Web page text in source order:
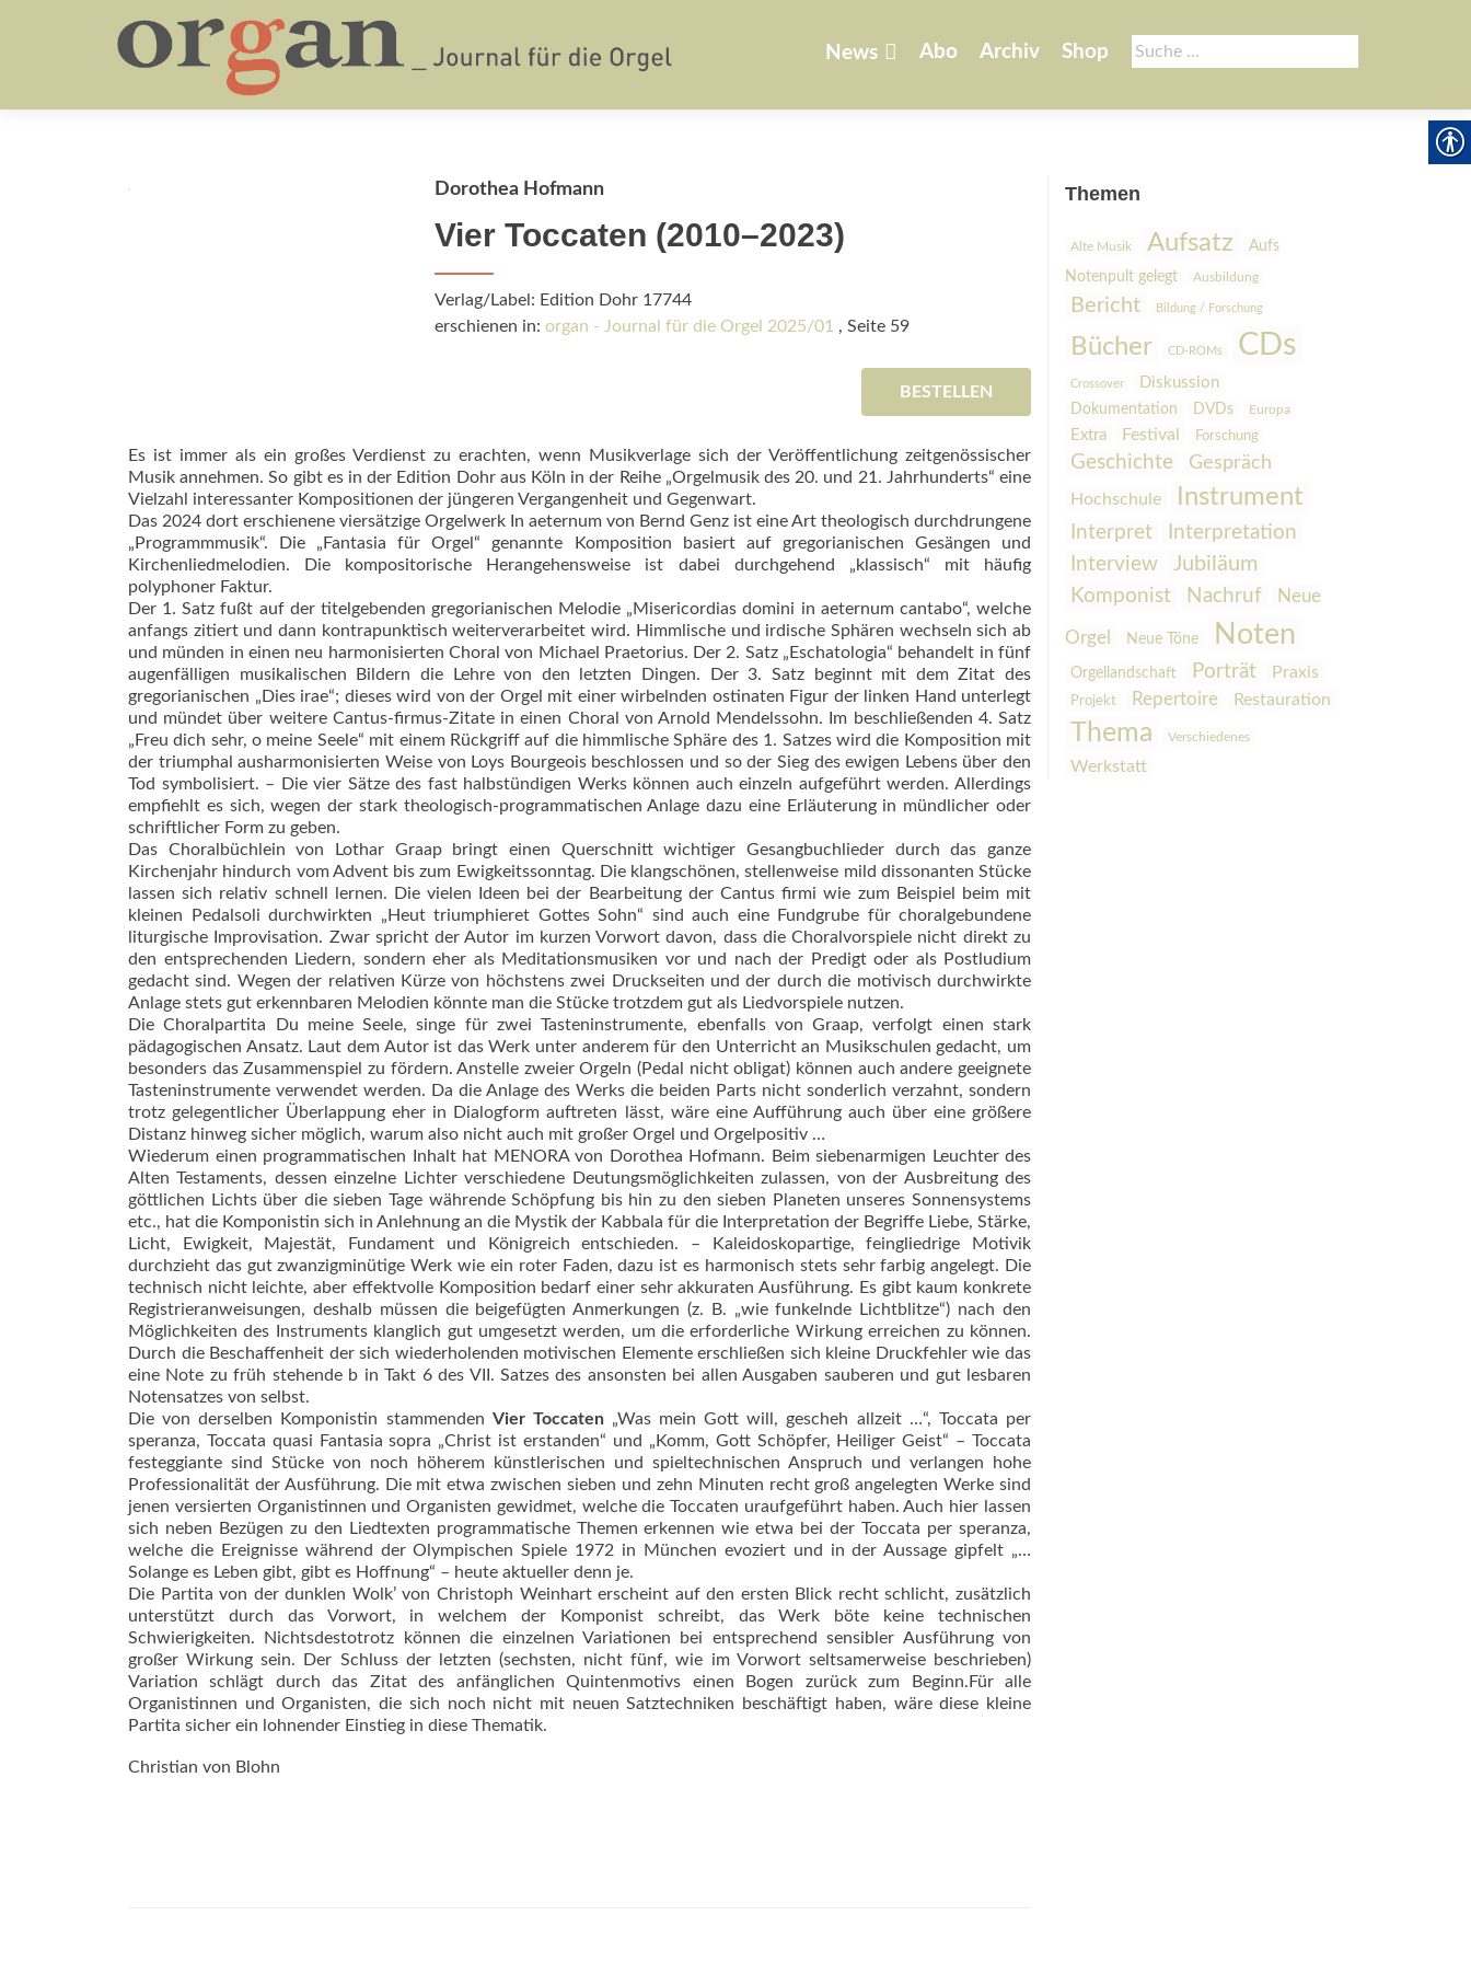
Suche
nach:
springen
News Abo Archiv Shop
Dorothea Hofmann
Vier Toccaten (2010–2023)
Verlag/Label: Edition Dohr 17744
erschienen in: organ - Journal für die Orgel 2025/01 , Seite 59
BESTELLEN
Es ist immer als ein großes Verdienst zu erachten, wenn Musikverlage sich der Veröffentlichung zeitgenössischer
Musik annehmen. So gibt es in der Edition Dohr aus Köln in der Reihe „Orgelmusik des 20. und 21. Jahrhunderts“ eine
Vielzahl interessanter Kompositionen der jüngeren Vergangenheit und Gegenwart.
Das 2024 dort erschienene viersätzige Orgelwerk In aeternum von Bernd Genz ist eine Art theologisch durchdrungene
„Programmmusik“. Die „Fantasia für Orgel“ genannte Komposition basiert auf gregorianischen Gesängen und
Kirchenliedmelodien. Die kompositorische Herangehensweise ist dabei durchgehend „klassisch“ mit häufig
polyphoner Faktur.
Der 1. Satz fußt auf der titelgebenden gregorianischen Melodie „Misericordias domini in aeternum cantabo“, welche
anfangs zitiert und dann kontrapunktisch weiterverarbeitet wird. Himmlische und irdische Sphären wechseln sich ab
und münden in einen neu harmonisierten Choral von Michael Praetorius. Der 2. Satz „Eschatologia“ behandelt in fünf
augenfälligen musika­lischen Bildern die Lehre von den letzten Dingen. Der 3. Satz beginnt mit dem Zitat des
gregorianischen „Dies irae“; dieses wird von der Orgel mit einer wirbelnden ostinaten Figur der linken Hand unterlegt
und mündet über weitere Cantus-firmus-Zitate in einen Choral von Arnold Mendelssohn. Im beschließenden 4. Satz
„Freu dich sehr, o meine Seele“ mit einem Rückgriff auf die himmlische Sphäre des 1. Satzes wird die Komposition mit
der triumphal ausharmonisierten Weise von Loys Bourgeois beschlossen und so der Sieg des ewigen Lebens über den
Tod symbolisiert. – Die vier Sätze des fast halbstündigen Werks können auch einzeln aufgeführt werden. Allerdings
empfiehlt es sich, wegen der stark theologisch-programmatischen Anlage dazu eine Erläuterung in mündlicher oder
schriftlicher Form zu geben.
Das Choralbüchlein von Lothar Graap bringt einen Querschnitt wichtiger Gesangbuchlieder durch das ganze
Kirchenjahr hindurch vom Advent bis zum Ewigkeitssonntag. Die klangschönen, stellenweise mild dissonanten Stücke
lassen sich relativ schnell lernen. Die vielen Ideen bei der Bearbeitung der Cantus firmi wie zum Beispiel beim mit
kleinen Pedalsoli durchwirkten „Heut triumphieret Gottes Sohn“ sind auch eine Fundgrube für choralgebundene
liturgische Improvisation. Zwar spricht der Autor im kurzen Vorwort davon, dass die Choralvorspiele nicht direkt zu
den entsprechenden Liedern, sondern eher als Meditationsmusiken vor und nach der Predigt oder als Postludium
gedacht sind. Wegen der relativen Kürze von höchstens zwei Druckseiten und der durch die motivisch durchwirkte
Anlage stets gut erkennbaren Melodien könnte man die Stücke trotzdem gut als Liedvorspiele nutzen.
Die Choralpartita Du meine Seele, singe für zwei Tasteninstrumente, ebenfalls von Graap, verfolgt einen stark
pädagogischen Ansatz. Laut dem Autor ist das Werk unter anderem für den Unterricht an Musikschulen gedacht, um
besonders das Zusammenspiel zu fördern. An­stelle zweier Orgeln (Pedal nicht obligat) können auch andere geeignete
Tasteninstrumente verwendet werden. Da die Anlage des Werks die beiden Parts nicht sonderlich verzahnt, sondern
trotz gelegent­licher Überlappung eher in Dialogform auftreten lässt, wäre eine Aufführung auch über eine größere
Dis­tanz hinweg sicher möglich, wa­rum also nicht auch mit großer Orgel und Orgelpositiv …
Wiederum einen programmatischen Inhalt hat MENORA von Dorothea Hofmann. Beim siebenarmigen Leuchter des
Alten Testaments, dessen einzelne Lichter verschiedene Deutungsmöglichkeiten zulassen, von der Ausbreitung des
göttlichen Lichts über die sieben Tage währende Schöpfung bis hin zu den sieben Planeten unseres Sonnensystems
etc., hat die Komponis­tin sich in Anlehnung an die Mys­tik der Kabbala für die Interpretation der Begriffe Liebe, Stärke,
Licht, Ewigkeit, Majestät, Fundament und Königreich entschieden. – Kalei­dos­kopartige, feingliedrige Motivik
durchzieht das gut zwanzigminü­tige Werk wie ein roter Faden, dazu ist es harmonisch stets sehr farbig angelegt. Die
technisch nicht leichte, aber effektvolle Komposition bedarf einer sehr akkuraten Ausführung. Es gibt kaum konkrete
Registrieranweisungen, deshalb müssen die beigefügten Anmerkungen (z. B. „wie funkelnde Lichtblitze“) nach den
Möglichkeiten des Instruments klanglich gut umgesetzt werden, um die erforderliche Wirkung erreichen zu können.
Durch die Beschaffenheit der sich wiederholenden motivischen Elemente erschließen sich kleine Druckfehler wie das
eine Note zu früh stehende b in Takt 6 des VII. Satzes des ansonsten bei allen Ausgaben sauberen und gut lesbaren
Notensatzes von selbst.
Die von derselben Komponistin stammenden Vier Toccaten„Was mein Gott will, gescheh allzeit …“, Toccata per
speranza, Toccata quasi Fantasia sopra „Christ ist erstanden“ und „Komm, Gott Schöpfer, Heiliger Geist“ – Toccata
festeggiante sind Stücke von noch höherem künstlerischen und spieltechnischen Anspruch und verlangen hohe
Professionalität der Ausführung. Die mit etwa zwischen sieben und zehn Minuten recht groß angelegten Werke sind
jenen versierten Organistinnen und Organisten gewidmet, welche die Toccaten uraufgeführt haben. Auch hier lassen
sich neben Bezügen zu den Liedtexten programmatische Themen erkennen wie etwa bei der Toccata per speranza,
welche die Ereignisse während der Olympischen Spiele 1972 in München evoziert und in der Aussage gipfelt „…
Solange es Leben gibt, gibt es Hoffnung“ – heute aktueller denn je.
Die Partita von der dunklen Wolk’ von Christoph Weinhart erscheint auf den ersten Blick recht schlicht, zusätzlich
unterstützt durch das Vorwort, in welchem der Komponist schreibt, das Werk böte keine technischen
Schwierigkeiten. Nichts­destotrotz können die einzelnen Variationen bei entsprechend sensib­ler Ausführung von
großer Wirkung sein. Der Schluss der letzten (sechs­ten, nicht fünf, wie im Vorwort seltsamerweise beschrieben)
Variation schlägt durch das Zitat des anfänglichen Quintenmotivs einen Bogen zurück zum Beginn.Für alle
Organistinnen und Organisten, die sich noch nicht mit neuen Satztechniken beschäftigt haben, wäre diese kleine
Partita sicher ein lohnender Einstieg in diese Thematik.
Christian von Blohn
Themen
Alte Musik Aufsatz
Aufs
Notenpult gelegt
Ausbildung
Bericht Bildung / Forschung
Bücher CD-ROMs CDs
Crossover Diskussion
Dokumentation DVDs Europa
Extra Festival Forschung
Geschichte Gespräch
Hochschule Instrument
Interpret
Interpretation
Interview
Jubiläum
Komponist
Nachruf Neue
Orgel Neue Töne Noten
Orgellandschaft Porträt Praxis
Projekt Repertoire Restauration
Thema Verschiedenes
Werkstatt